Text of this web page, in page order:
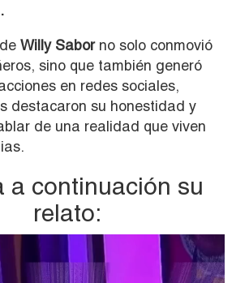
Willy Saborno solo conmovió
sino que también generó
en redes sociales,
destacaron su honestidad y
de una realidad que viven
a continuación su
relato: